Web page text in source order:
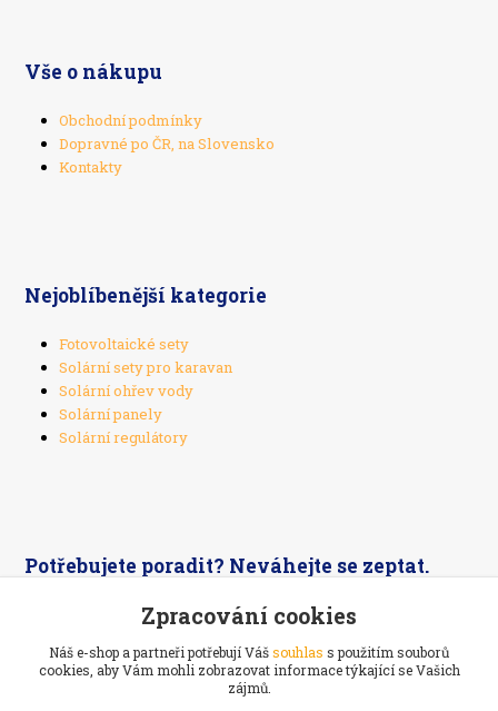
Vše o nákupu
Obchodní podmínky
Dopravné po ČR, na Slovensko
Kontakty
Nejoblíbenější kategorie
Fotovoltaické sety
Solární sety pro karavan
Solární ohřev vody
Solární panely
Solární regulátory
Potřebujete poradit? Neváhejte se zeptat.
+420 603 526 269
Zpracování cookies
Náš e-shop a partneři potřebují Vášsouhlas s použitím souborů
cookies, aby Vám mohli zobrazovat informace týkající se Vašich
zájmů.